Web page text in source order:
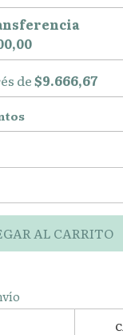
de$9.666,67
AL CARRITO